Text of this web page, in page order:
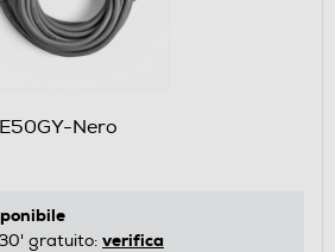
Nero
gratuito: verifica